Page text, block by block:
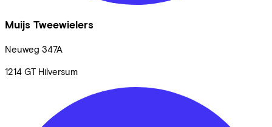
Muijs Tweewielers
Neuweg 347A
1214 GT Hilversum